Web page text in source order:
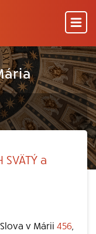
SVÄTÝ a
v Márii 456